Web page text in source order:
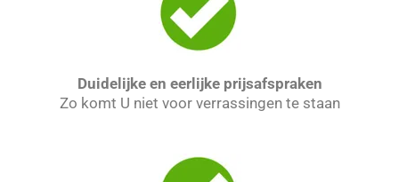
Duidelijke en eerlijke prijsafspraken
Zo komt U niet voor verrassingen te staan